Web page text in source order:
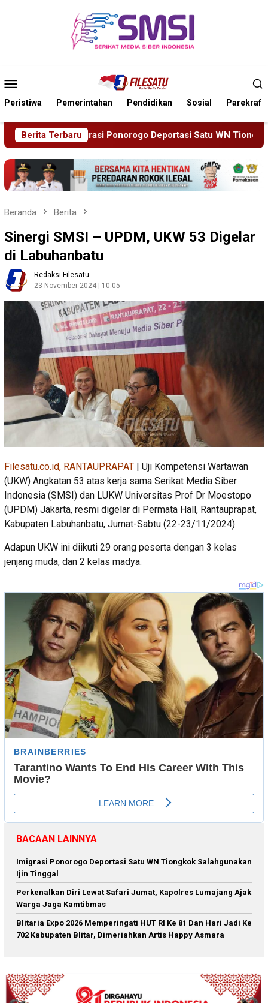
Mobile
Peristiwa Pemerintahan Pendidikan Sosial Parekraf
Berita Terbaru
Satu WN Tiongkok Salahgunakan Ijin Tinggal
Beranda Berita
Sinergi SMSI – UPDM, UKW 53 Digelar
di Labuhanbatu
Redaksi Filesatu
23 November 2024 | 10:05
Filesatu.co.id, RANTAUPRAPAT | Uji Kompetensi Wartawan
(UKW) Angkatan 53 atas kerja sama Serikat Media Siber
Indonesia (SMSI) dan LUKW Universitas Prof Dr Moestopo
(UPDM) Jakarta, resmi digelar di Permata Hall, Rantauprapat,
Kabupaten Labuhanbatu, Jumat-Sabtu (22-23/11/2024).
Adapun UKW ini diikuti 29 orang peserta dengan 3 kelas
jenjang muda, dan 2 kelas madya.
BACAAN LAINNYA
Imigrasi Ponorogo Deportasi Satu WN Tiongkok Salahgunakan
Ijin Tinggal
Perkenalkan Diri Lewat Safari Jumat, Kapolres Lumajang Ajak
Warga Jaga Kamtibmas
Blitaria Expo 2026 Memperingati HUT RI Ke 81 Dan Hari Jadi Ke
702 Kabupaten Blitar, Dimeriahkan Artis Happy Asmara